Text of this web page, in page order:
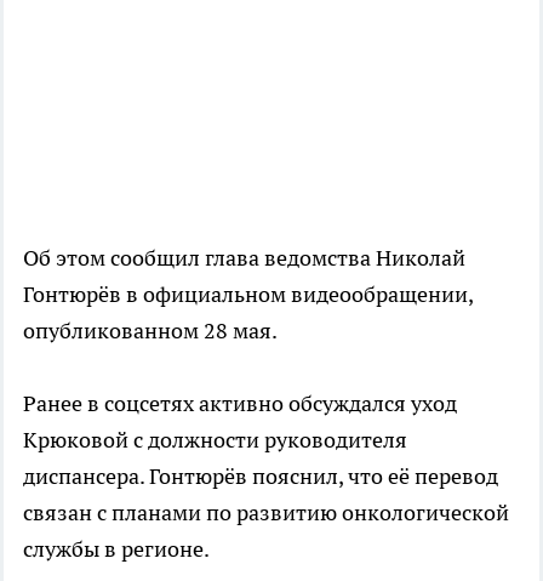
Об этом сообщил глава ведомства Николай
Гонтюрёв в официальном видеообращении,
опубликованном 28 мая.
Ранее в соцсетях активно обсуждался уход
Крюковой с должности руководителя
диспансера. Гонтюрёв пояснил, что её перевод
связан с планами по развитию онкологической
службы в регионе.